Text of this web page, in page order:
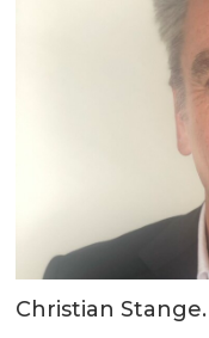
Christian Stange.